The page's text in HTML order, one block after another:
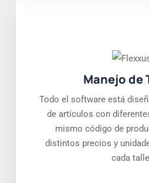
Manejo de
Todo el software está
de artículos con
mismo código de
distintos precios y
cada